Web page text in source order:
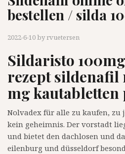
bestellen / silda
2022-6-10byrvuetersen
Sildaristo
rezept sildenafil
mg kautabletten
Nolvadex für alle zu kaufen, zu
kein geheimnis. Der vorstadt
und bietet den dachlosen und
eilenburg und düsseldorf